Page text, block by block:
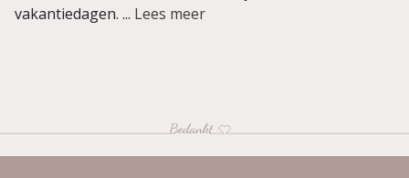
vakantiedagen. ... Lees meer